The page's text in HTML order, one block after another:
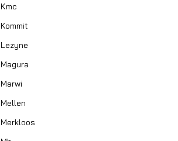
Kmc
Kommit
Lezyne
Magura
Marwi
Mellen
Merkloos